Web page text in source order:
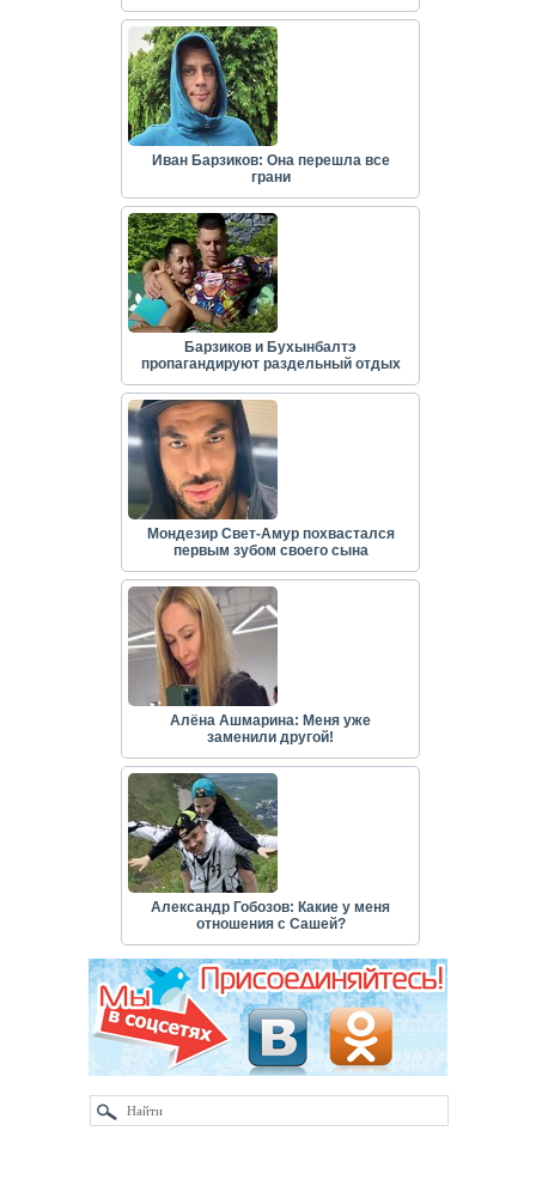
Иван Барзиков: Она перешла все
грани
Барзиков и Бухынбалтэ
пропагандируют раздельный отдых
Мондезир Свет-Амур похвастался
первым зубом своего сына
Алёна Ашмарина: Меня уже
заменили другой!
Александр Гобозов: Какие у меня
отношения с Сашей?